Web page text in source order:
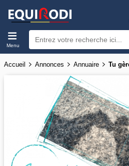
Menu
Accueil Annonces Annuaire Tu